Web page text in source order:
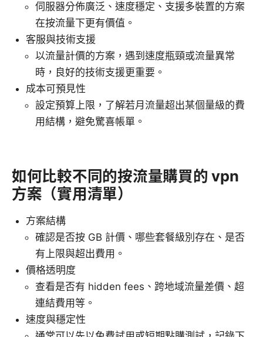
伺服器分佈廣泛、速度穩定、支援多裝置的方案
在按流量下更有價值。
客服與技術支援
以流量計價的方案，遇到速度瓶頸或流量異常
時，良好的技術支援更重要。
成本可預見性
設定預算上限，了解若月流量超出某個量級的費
用結構，避免驚喜帳單。
如何比較不同的按流量購買的 vpn
方案（實用清單）
方案結構
確認是否按 GB 計價、哪些套餐級別存在、是否
有上限與超出費用。
價格透明度
查看是否有 hidden fees、跨地域流量差價、超
連結費用等。
速度與穩定性